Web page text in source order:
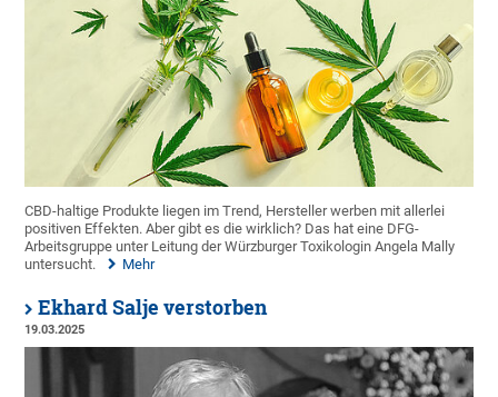
CBD-haltige Produkte liegen im Trend, Hersteller werben mit allerlei
positiven Effekten. Aber gibt es die wirklich? Das hat eine DFG-
Arbeitsgruppe unter Leitung der Würzburger Toxikologin Angela Mally
untersucht.
Mehr
Ekhard Salje verstorben
19.03.2025